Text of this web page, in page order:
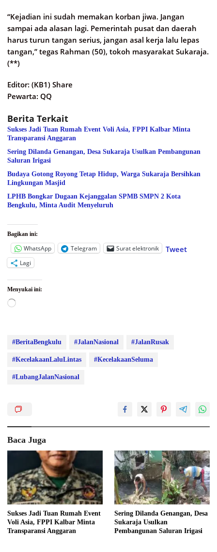
“Kejadian ini sudah memakan korban jiwa. Jangan
sampai ada alasan lagi. Pemerintah pusat dan daerah
harus turun tangan serius, jangan asal kerja lalu lepas
tangan,” tegas Rahman (50), tokoh masyarakat Sukaraja.
(**)
Editor: (KB1) Share
Pewarta: QQ
Berita Terkait
Sukses Jadi Tuan Rumah Event Voli Asia, FPPI Kalbar Minta
Transparansi Anggaran
Sering Dilanda Genangan, Desa Sukaraja Usulkan Pembangunan
Saluran Irigasi
Budaya Gotong Royong Tetap Hidup, Warga Sukaraja Bersihkan
Lingkungan Masjid
LPHB Bongkar Dugaan Kejanggalan SPMB SMPN 2 Kota
Bengkulu, Minta Audit Menyeluruh
Bagikan ini:
WhatsApp Telegram Surat elektronik Tweet
Lagi
Menyukai ini:
Memuat...
#BeritaBengkulu #JalanNasional #JalanRusak
#KecelakaanLaluLintas #KecelakaanSeluma
#LubangJalanNasional
Baca Juga
Sukses Jadi Tuan Rumah Event
Voli Asia, FPPI Kalbar Minta
Transparansi Anggaran
Sering Dilanda Genangan, Desa
Sukaraja Usulkan
Pembangunan Saluran Irigasi